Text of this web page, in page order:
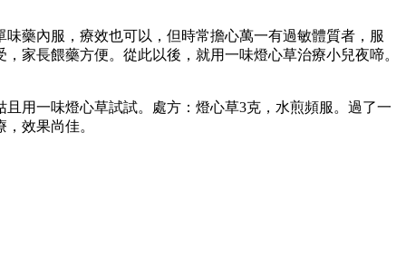
藥內服，療效也可以，但時常擔心萬一有過敏體質者，服
家長餵藥方便。從此以後，就用一味燈心草治療小兒夜啼。
用一味燈心草試試。處方：燈心草3克，水煎頻服。過了一
效果尚佳。